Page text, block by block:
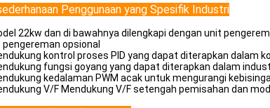
Penggunaan yang Spesifik Industri
22kw dan di bawahnya dilengkapi dengan unit
opsional
kontrol proses PID yang dapat diterapkan
fungsi goyang yang dapat diterapkan dalam
kedalaman PWM acak untuk mengurangi
V/F Mendukung V/F setengah pemisahan dan